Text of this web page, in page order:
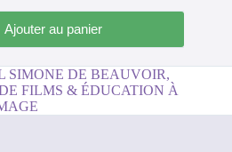
Ajouter au panier
SIMONE DE BEAUVOIR,
FILMS & ÉDUCATION À